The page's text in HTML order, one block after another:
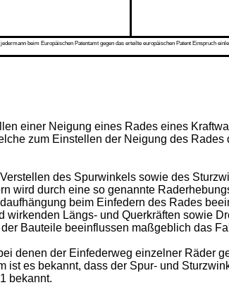
beim Europäischen Patentamt gegen das erteilte europäischen Patent Einspruch
einer Neigung eines Rades eines
zum Einstellen der Neigung des
des Spurwinkels sowie des
wird durch eine so genannte
beim Einfedern des Rades
Längs- und Querkräften sowie
Bauteile beeinflussen maßgeblich das
denen der Einfederweg einzelner Räder
es bekannt, dass der Spur- und
bekannt.